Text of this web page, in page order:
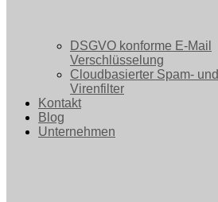
DSGVO konforme E-Mail
Verschlüsselung
Cloudbasierter Spam- und
Virenfilter
Kontakt
Blog
Unternehmen